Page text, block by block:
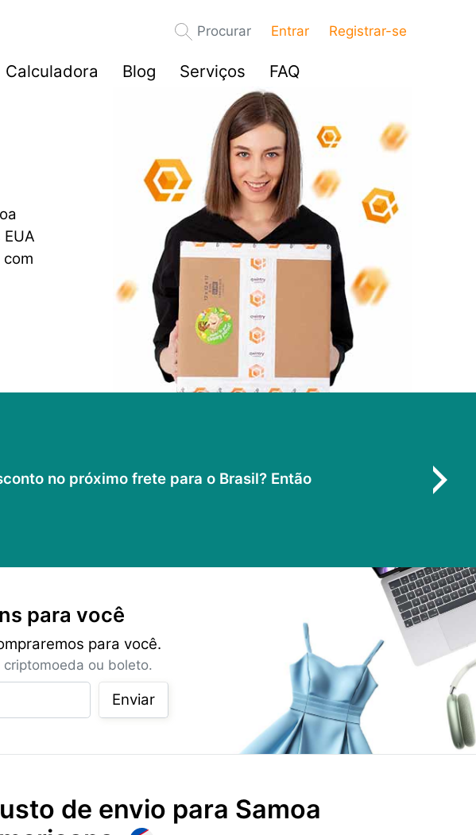
Procurar Entrar Registrar-se
Calculadora Blog Serviços FAQ
no próximo frete para o Brasil? Então
para você
para você.
ou boleto.
Enviar
de envio para Samoa